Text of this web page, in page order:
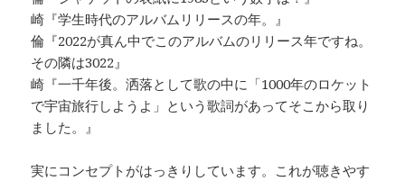
崎『学生時代のアルバムリリースの年。』
倫『2022が真ん中でこのアルバムのリリース年ですね。
その隣は3022』
崎『一千年後。洒落として歌の中に「1000年のロケット
で宇宙旅行しようよ」という歌詞があってそこから取り
ました。』
実にコンセプトがはっきりしています。これが聴きやす